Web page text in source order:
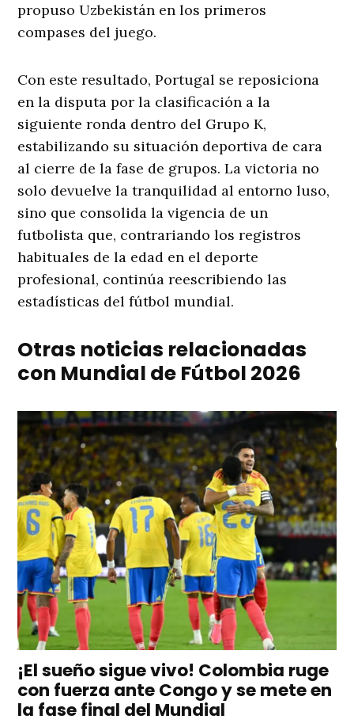
propuso Uzbekistán en los primeros
compases del juego.
Con este resultado, Portugal se reposiciona
en la disputa por la clasificación a la
siguiente ronda dentro del Grupo K,
estabilizando su situación deportiva de cara
al cierre de la fase de grupos. La victoria no
solo devuelve la tranquilidad al entorno luso,
sino que consolida la vigencia de un
futbolista que, contrariando los registros
habituales de la edad en el deporte
profesional, continúa reescribiendo las
estadísticas del fútbol mundial.
Otras noticias relacionadas
con Mundial de Fútbol 2026
¡El sueño sigue vivo! Colombia ruge
con fuerza ante Congo y se mete en
la fase final del Mundial